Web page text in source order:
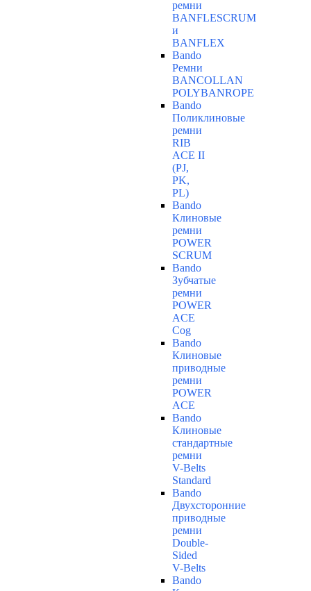
ремни
BANFLESCRUM
и
BANFLEX
Bando
Ремни
BANCOLLAN
POLYBANROPE
Bando
Поликлиновые
ремни
RIB
ACE II
(PJ,
PK,
PL)
Bando
Клиновые
ремни
POWER
SCRUM
Bando
Зубчатые
ремни
POWER
ACE
Cog
Bando
Клиновые
приводные
ремни
POWER
ACE
Bando
Клиновые
стандартные
ремни
V-Belts
Standard
Bando
Двухсторонние
приводные
ремни
Double-
Sided
V-Belts
Bando